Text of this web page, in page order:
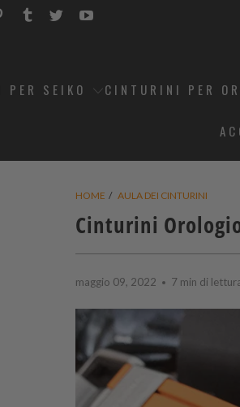
STRAPCODE
STRAPCODE
STRAPCODE
STRAPCODE
SEIKO CINTURINI PER
HOME / AULA DEI CINTURINI
Cinturini
maggio 09, 2022 7 min di